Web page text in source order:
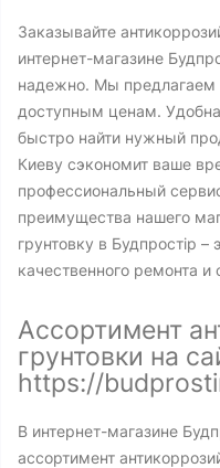
Заказывайте
интернет-магазине
надежно. Мы предлагаем
доступным ценам.
быстро найти нужный
Киеву сэкономит ваше
профессиональный
преимущества нашего
грунтовку в Будпростір
качественного ремонта и
Ассортимент
грунтовки на
https://
В интернет-магазине
ассортимент